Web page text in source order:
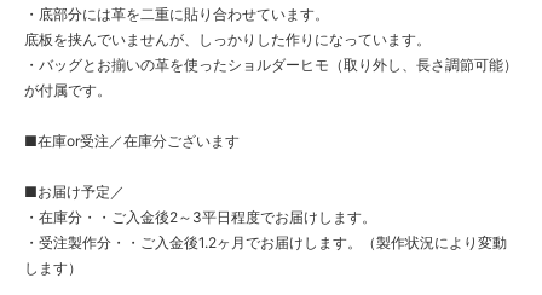
・底部分には革を二重に貼り合わせています。
底板を挟んでいませんが、しっかりした作りになっています。
・バッグとお揃いの革を使ったショルダーヒモ（取り外し、長さ調節可能）
が付属です。
■在庫or受注／在庫分ございます
■お届け予定／
・在庫分・・ご入金後2～3平日程度でお届けします。
・受注製作分・・ご入金後1.2ヶ月でお届けします。（製作状況により変動
します）